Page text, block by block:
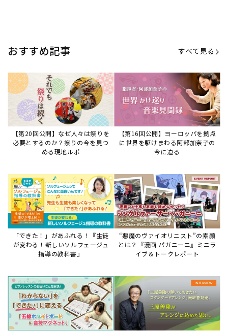
おすすめ記事 すべて見る
【第20回公開】なぜ人々は祭りを
必要とするのか？祭りの今を見つ
める現地ルポ
【第16回公開】ヨーロッパを拠点
に世界を駆けまわる阿部加奈子の
今に迫る
「できた！」があふれる！『生徒
が変わる！新しいソルフェージュ
指導の教科書』
“悪魔のヴァイオリニスト”の素顔
とは？『漫画 パガニーニ』ミニラ
イブ＆トークレポート